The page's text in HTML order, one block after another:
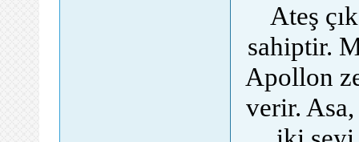
Ateş
sahiptir.
Apollon
verir.